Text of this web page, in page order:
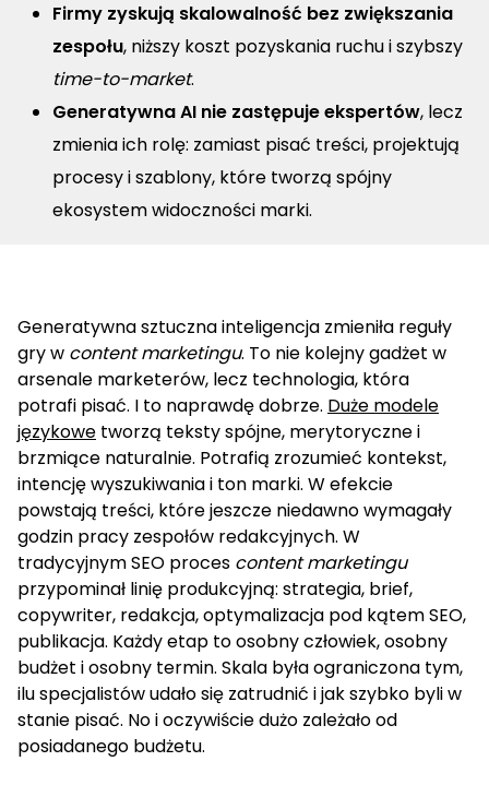
Firmy zyskują skalowalność bez zwiększania
zespołu, niższy koszt pozyskania ruchu i szybszy
time-to-market.
Generatywna AI nie zastępuje ekspertów, lecz
zmienia ich rolę: zamiast pisać treści, projektują
procesy i szablony, które tworzą spójny
ekosystem widoczności marki.
Generatywna sztuczna inteligencja zmieniła reguły
gry w content marketingu. To nie kolejny gadżet w
arsenale marketerów, lecz technologia, która
potrafi pisać. I to naprawdę dobrze. Duże modele
językowe tworzą teksty spójne, merytoryczne i
brzmiące naturalnie. Potrafią zrozumieć kontekst,
intencję wyszukiwania i ton marki. W efekcie
powstają treści, które jeszcze niedawno wymagały
godzin pracy zespołów redakcyjnych. W
tradycyjnym SEO proces content marketingu
przypominał linię produkcyjną: strategia, brief,
copywriter, redakcja, optymalizacja pod kątem SEO,
publikacja. Każdy etap to osobny człowiek, osobny
budżet i osobny termin. Skala była ograniczona tym,
ilu specjalistów udało się zatrudnić i jak szybko byli w
stanie pisać. No i oczywiście dużo zależało od
posiadanego budżetu.